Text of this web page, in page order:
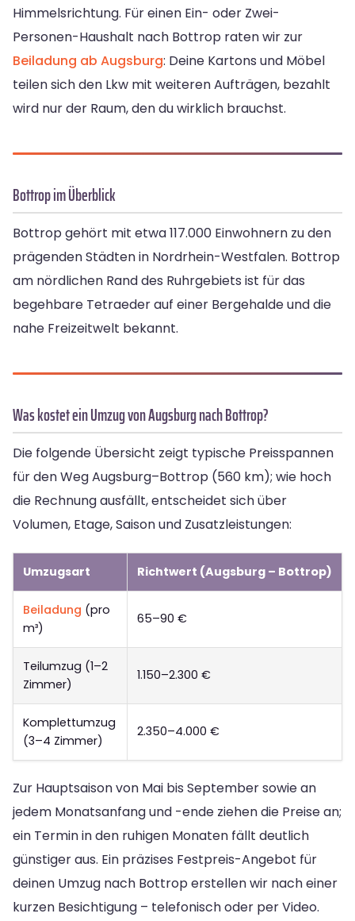
Himmelsrichtung. Für einen Ein- oder Zwei-
Personen-Haushalt nach Bottrop raten wir zur
Beiladung ab Augsburg: Deine Kartons und Möbel
teilen sich den Lkw mit weiteren Aufträgen, bezahlt
wird nur der Raum, den du wirklich brauchst.
Bottrop im Überblick
Bottrop gehört mit etwa 117.000 Einwohnern zu den
prägenden Städten in Nordrhein-Westfalen. Bottrop
am nördlichen Rand des Ruhrgebiets ist für das
begehbare Tetraeder auf einer Bergehalde und die
nahe Freizeitwelt bekannt.
Was kostet ein Umzug von Augsburg nach Bottrop?
Die folgende Übersicht zeigt typische Preisspannen
für den Weg Augsburg–Bottrop (560 km); wie hoch
die Rechnung ausfällt, entscheidet sich über
Volumen, Etage, Saison und Zusatzleistungen:
Umzugsart Richtwert (Augsburg – Bottrop)
Beiladung (pro
m³)
65–90 €
Teilumzug (1–2
Zimmer)
1.150–2.300 €
Komplettumzug
(3–4 Zimmer)
2.350–4.000 €
Zur Hauptsaison von Mai bis September sowie an
jedem Monatsanfang und -ende ziehen die Preise an;
ein Termin in den ruhigen Monaten fällt deutlich
günstiger aus. Ein präzises Festpreis-Angebot für
deinen Umzug nach Bottrop erstellen wir nach einer
kurzen Besichtigung – telefonisch oder per Video.